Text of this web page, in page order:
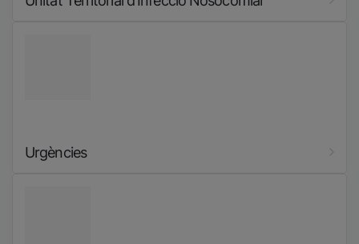
Urgències